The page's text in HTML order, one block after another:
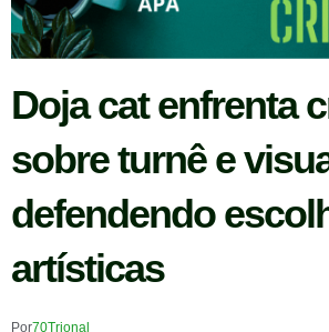
Doja cat enfrenta
sobre turnê e
defendendo
artísticas
Por70Trional